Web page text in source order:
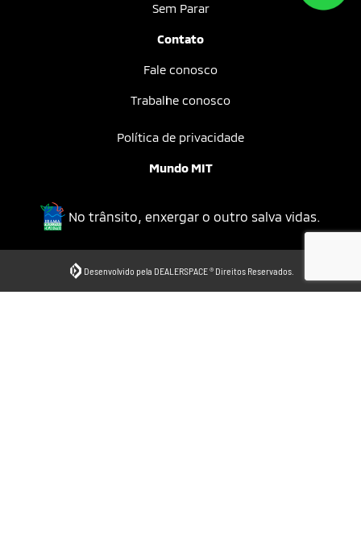
Sem Parar
Contato
Fale conosco
Trabalhe conosco
Política de privacidade
Mundo MIT
No trânsito, enxergar o outro salva vidas.
Desenvolvido pela DEALERSPACE ® Direitos Reservados.